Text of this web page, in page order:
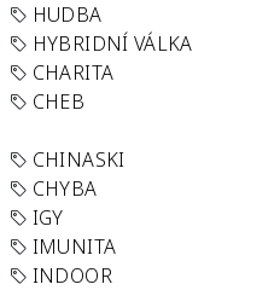
HUDBA
HYBRIDNÍ VÁLKA
CHARITA
CHEB
CHINASKI
CHYBA
IGY
IMUNITA
INDOOR